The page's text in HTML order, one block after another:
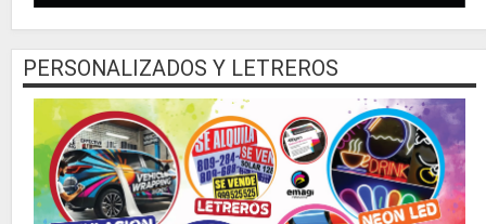
PERSONALIZADOS Y LETREROS